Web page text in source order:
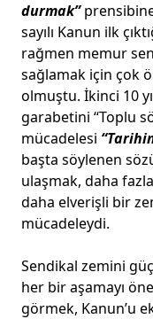
durmak”
sayılı Kanun ilk
rağmen memur
sağlamak için çok
olmuştu. İkinci 10
garabetini “Toplu
mücadelesi
başta söylenen
ulaşmak, daha
daha elverişli bir
mücadeleydi.
Sendikal zemini
her bir aşamayı
görmek, Kanun’u